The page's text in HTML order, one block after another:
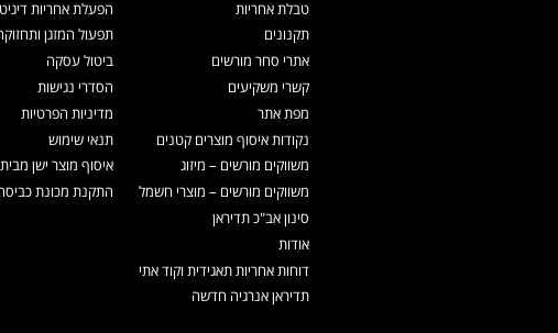
טבלת אחריות
תקנונים
אתרי סחר מורשים
קשרי משקיעים
מפת אתר
נקודות איסוף מוצרים קטנים
משווקים מורשים – מיזוג
משווקים מורשים – מוצרי חשמל
סינון אב"כ תדיראן
אודות
דוחות אחריות תאגידית וקוד אתי
תדיראן אנרגיה חדשה
הפעלת אחריות
תפעול המזגן
ביטול עסקה
הסדרי נגישות
מדיניות הפרטיות
תנאי שימוש
איסוף מוצר ישן
התקנת מכונת